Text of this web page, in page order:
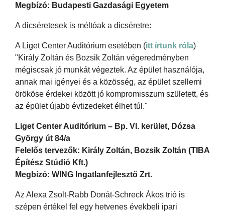
Megbízó: Budapesti Gazdasági Egyetem
A dicséretesek is méltóak a dicséretre:
A Liget Center Auditórium esetében (itt írtunk róla)
"Király Zoltán és Bozsik Zoltán végeredményben
mégiscsak jó munkát végeztek. Az épület használója,
annak mai igényei és a közösség, az épület szellemi
örököse érdekei között jó kompromisszum született, és
az épület újabb évtizedeket élhet túl."
Liget Center Auditórium – Bp. VI. kerület, Dózsa
György út 84/a
Felelős tervezők: Király Zoltán, Bozsik Zoltán (TIBA
Építész Stúdió Kft.)
Megbízó: WING Ingatlanfejlesztő Zrt.
Az Alexa Zsolt-Rabb Donát-Schreck Ákos trió is
szépen értékel fel egy hetvenes évekbeli ipari